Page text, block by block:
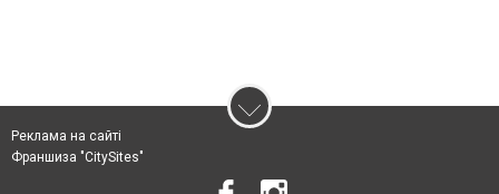
Реклама на сайті
Франшиза "CitySites"